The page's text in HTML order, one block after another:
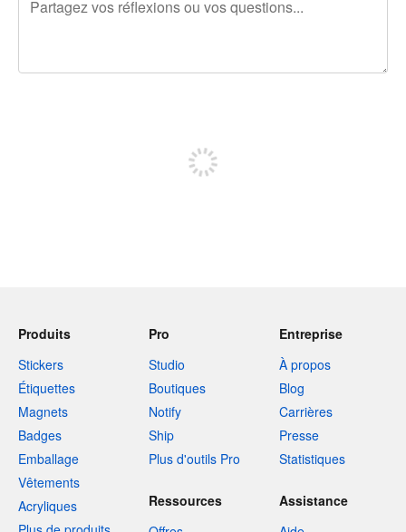
Produits
Stickers
Étiquettes
Magnets
Badges
Emballage
Vêtements
Acryliques
Pro
Studio
Boutiques
Notify
Ship
Plus d'outils Pro
Entreprise
À propos
Blog
Carrières
Presse
Statistiques
Ressources
Assistance